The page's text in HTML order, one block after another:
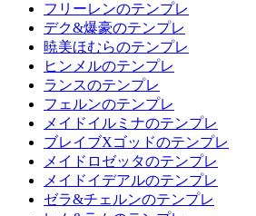
フリーレンのテンプレ
デク&爆豪のテンプレ
暁美ほむらのテンプレ
ヒンメルのテンプレ
ランスのテンプレ
フェルンのテンプレ
メイドイルミナのテンプレ
ブレイブXゴッドのテンプレ
メイドロゼッタのテンプレ
メイドイデアルのテンプレ
ゼラ&チェルンのテンプレ